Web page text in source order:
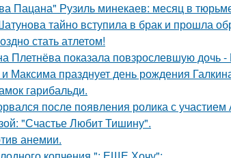
Пацана" Рузиль минекаев: месяц в
тайно вступила в брак и прошла
стать атлетом!
Плетнёва показала повзрослевшую дочь
Максима празднует день рождения
гарибальди.
после появления ролика с
"Счастье Любит Тишину".
анемии.